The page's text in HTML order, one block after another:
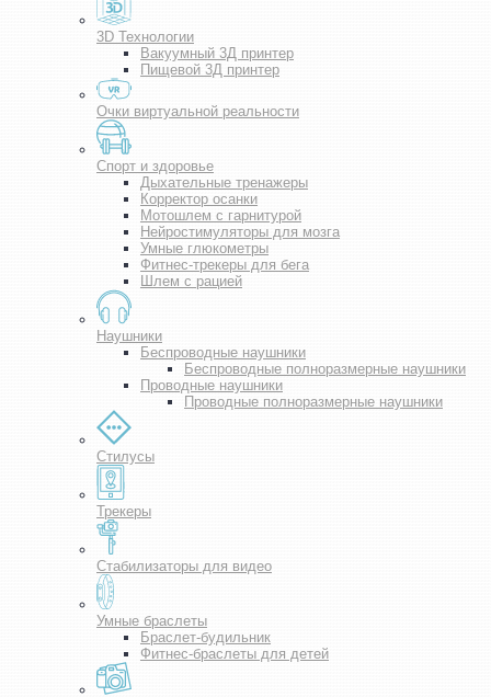
3D Технологии
Вакуумный 3Д принтер
Пищевой 3Д принтер
Очки виртуальной реальности
Спорт и здоровье
Дыхательные тренажеры
Корректор осанки
Мотошлем с гарнитурой
Нейростимуляторы для мозга
Умные глюкометры
Фитнес-трекеры для бега
Шлем с рацией
Наушники
Беспроводные наушники
Беспроводные полноразмерные наушники
Проводные наушники
Проводные полноразмерные наушники
Стилусы
Трекеры
Стабилизаторы для видео
Умные браслеты
Браслет-будильник
Фитнес-браслеты для детей